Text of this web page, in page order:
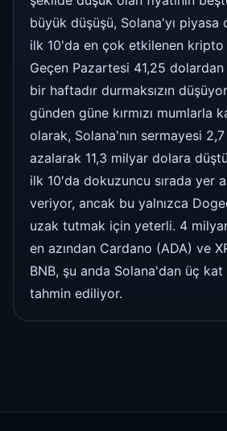
büyük düşüşü, Solana'yı piyasa
ilk 10'da en çok etkilenen kripto
Geçen Pazartesi 41,25
bir haftadır durmaksızın
günden güne kırmızı mumlarla
olarak, Solana'nın sermayesi
azalarak 11,3 milyar dolara
ilk 10'da dokuzuncu sırada yer
veriyor, ancak bu yalnızca
uzak tutmak için yeterli. 4
en azından Cardano (ADA) ve
BNB, şu anda Solana'dan üç
tahmin ediliyor.